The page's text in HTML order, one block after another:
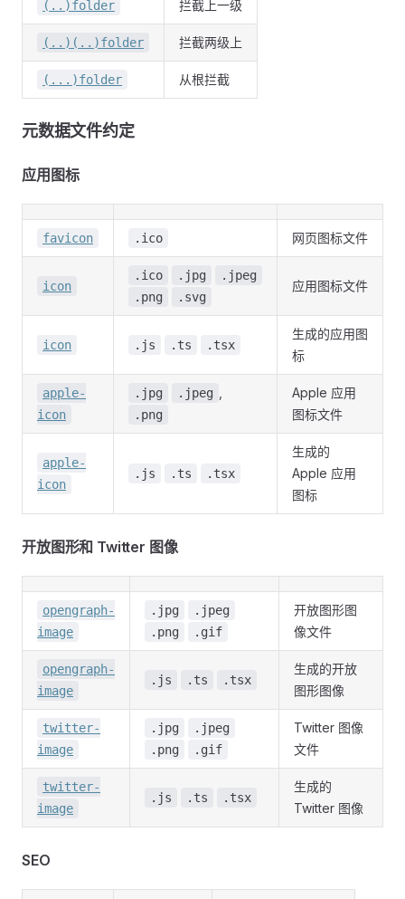
(..)folder 拦截上一级
(..)(..)folder 拦截两级上
(...)folder 从根拦截
元数据文件约定
应用图标
favicon .ico 网页图标文件
icon
.ico .jpg
.jpeg
.png
.svg
应用图标文件
icon .js .ts .tsx
生成的应用图
标
apple-
icon
.jpg .jpeg
.png
Apple 应用
图标文件
apple-
icon
.js .ts .tsx
生成的
Apple 应用
图标
开放图形和 Twitter 图像
opengraph-
image
.jpg
.jpeg
.png
.gif
开放图形图
像文件
opengraph-
image
.js .ts .tsx
生成的开放
图形图像
twitter-
image
.jpg
.jpeg
.png
.gif
Twitter 图像
文件
twitter-
image
.js .ts .tsx
生成的
Twitter 图像
SEO